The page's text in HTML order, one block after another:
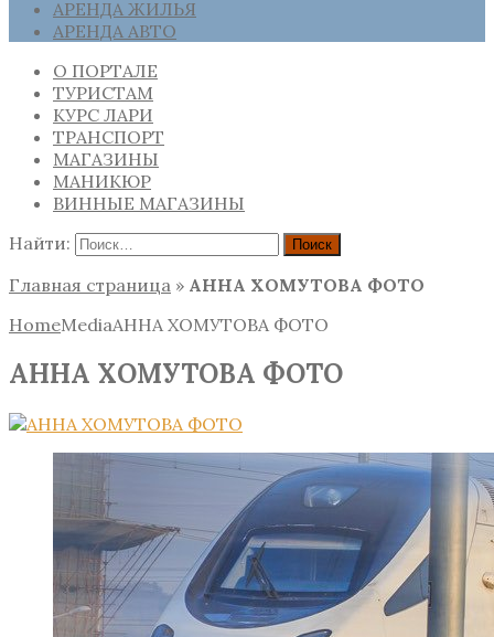
АРЕНДА ЖИЛЬЯ
АРЕНДА АВТО
О ПОРТАЛЕ
ТУРИСТАМ
КУРС ЛАРИ
ТРАНСПОРТ
МАГАЗИНЫ
МАНИКЮР
ВИННЫЕ МАГАЗИНЫ
Найти:
Главная страница » АННА ХОМУТОВА ФОТО
HomeMediaАННА ХОМУТОВА ФОТО
АННА ХОМУТОВА ФОТО